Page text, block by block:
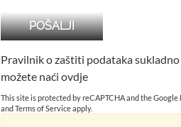
Pravilnik o zaštiti podataka
možete naći ovdje
This site is protected by reCAPTCHA and the Google
andTerms of Serviceapply.